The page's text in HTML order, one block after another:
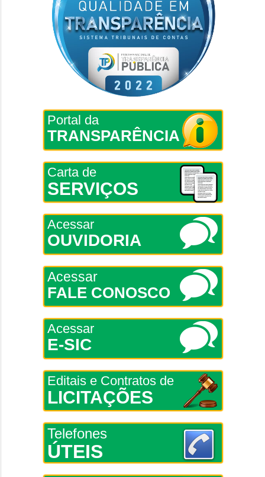
Portal da
TRANSPARÊNCIA
Carta de
SERVIÇOS
Acessar
OUVIDORIA
Acessar
FALE CONOSCO
Acessar
E-SIC
Editais e Contratos de
LICITAÇÕES
Telefones
ÚTEIS